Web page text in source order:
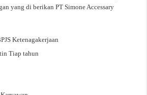
yang di berikan PT Simone Accessary
Ketenagakerjaan
Tiap tahun